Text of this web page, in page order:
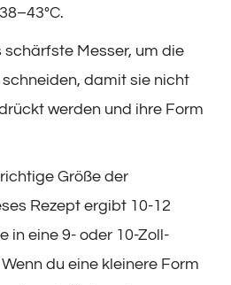
schärfste Messer, um die
damit sie nicht
werden und ihre Form
Größe der
Rezept ergibt 10-12
in eine 9- oder 10-Zoll-
du eine kleinere Form